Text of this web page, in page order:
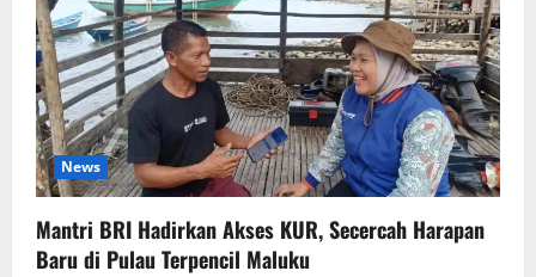
News
Mantri BRI Hadirkan Akses KUR, Secercah Harapan
Baru di Pulau Terpencil Maluku